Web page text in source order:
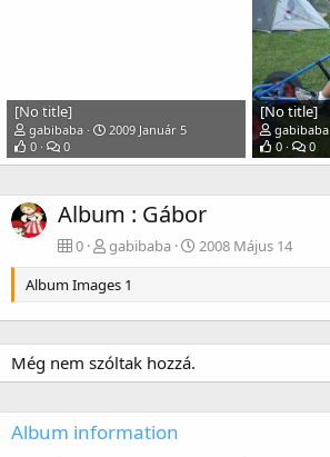
[No title]
gabibaba
2009 Január 5
0
0
[No title]
gabibaba
0
0
Album : Gábor
0 gabibaba
2008 Május 14
Album Images 1
Még nem szóltak hozzá.
Album information